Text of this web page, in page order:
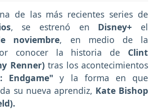
de las más recientes series de
, se estrenó en Disney+ el
noviembre, en medio de la
conocer la historia de Clint
Renner)tras los acontecimientos
Endgame" y la forma en que
su nueva aprendiz, Kate Bishop